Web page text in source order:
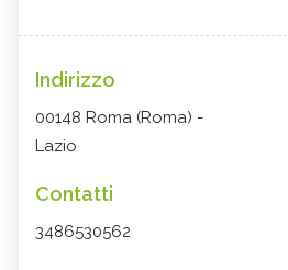
Indirizzo
00148 Roma (Roma) -
Lazio
Contatti
3486530562